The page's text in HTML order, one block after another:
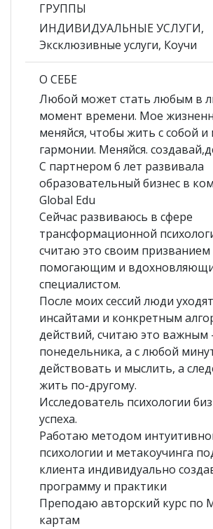
ГРУППЫ
ИНДИВИДУАЛЬНЫЕ УСЛУГИ,
Эксклюзивные услуги, Коучи
О СЕБЕ
Любой может стать любым в
момент времени. Мое
меняйся, чтобы жить с собой
гармонии. Меняйся.
С партнером 6 лет развивала
образовательный бизнес в
Global Edu
Сейчас развиваюсь в сфере
трансформационной
считаю это своим
помогающим и
специалистом.
После моих сессий люди
инсайтами и конкретным
действий, считаю это важным
понедельника, а с любой
действовать и мыслить, а
жить по-другому.
Исследователь психологии
успеха.
Работаю методом
психологии и метакоучинга
клиента индивидуально
программу и практики
Преподаю авторский курс по
картам